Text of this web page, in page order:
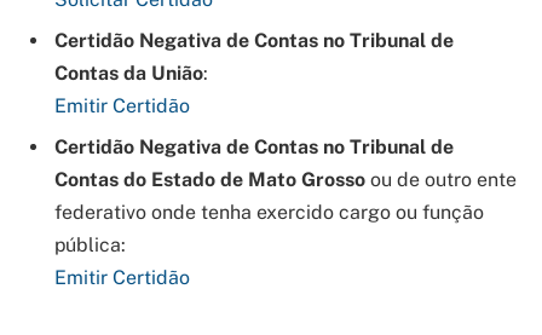
Certidão Negativa de Contas no Tribunal de
Contas da União:
Emitir Certidão
Certidão Negativa de Contas no Tribunal de
Contas do Estado de Mato Grosso ou de outro ente
federativo onde tenha exercido cargo ou função
pública:
Emitir Certidão